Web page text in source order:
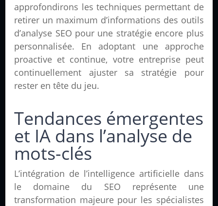
approfondirons les techniques permettant de
retirer un maximum d’informations des outils
d’analyse SEO pour une stratégie encore plus
personnalisée. En adoptant une approche
proactive et continue, votre entreprise peut
continuellement ajuster sa stratégie pour
rester en tête du jeu.
Tendances émergentes
et IA dans l’analyse de
mots-clés
L’intégration de l’intelligence artificielle dans
le domaine du SEO représente une
transformation majeure pour les spécialistes